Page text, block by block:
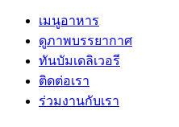
เมนูอาหาร
ดูภาพบรรยากาศ
ทันบัมเดลิเวอรี
ติดต่อเรา
ร่วมงานกับเรา